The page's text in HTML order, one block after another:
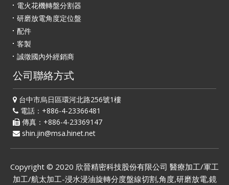
電火花機轉盤分割器
研磨放電角度定位盤
配件
客製
誠徵國內外經銷商
公司聯絡方式
台中市烏日區環河北路256號1樓
電話：+886-4-23366481
傳真：+886-4-23369147
shin.jin@msa.hinet.net
Copyright © 2020 欣晉精密科技股份有限公司 醫療加工/軍工
加工/航太加工-浸水浸油旋轉分度盤線切割,角度,研磨放電,鏡